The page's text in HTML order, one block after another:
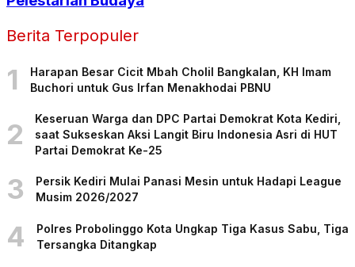
Berita Terpopuler
1
Harapan Besar Cicit Mbah Cholil Bangkalan, KH Imam
Buchori untuk Gus Irfan Menakhodai PBNU
2
Keseruan Warga dan DPC Partai Demokrat Kota Kediri,
saat Sukseskan Aksi Langit Biru Indonesia Asri di HUT
Partai Demokrat Ke-25
3
Persik Kediri Mulai Panasi Mesin untuk Hadapi League
Musim 2026/2027
4
Polres Probolinggo Kota Ungkap Tiga Kasus Sabu, Tiga
Tersangka Ditangkap